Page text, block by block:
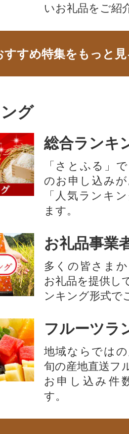
いお礼品をご紹
すすめ特集をもっと
グ
総合ランキ
「さとふる」
のお申し込み
「人気ランキ
ます。
お礼品事業
多くの皆さま
お礼品を提供し
ンキング形式で
フルーツラ
地域ならでは
旬の産地直送フ
お申し込み件
す。